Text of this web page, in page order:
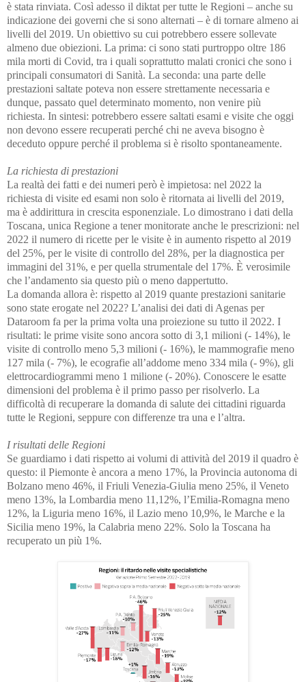
è stata rinviata. Così adesso il diktat per tutte le Regioni – anche su
indicazione dei governi che si sono alternati – è di tornare almeno ai
livelli del 2019. Un obiettivo su cui potrebbero essere sollevate
almeno due obiezioni. La prima: ci sono stati purtroppo oltre 186
mila morti di Covid, tra i quali soprattutto malati cronici che sono i
principali consumatori di Sanità. La seconda: una parte delle
prestazioni saltate poteva non essere strettamente necessaria e
dunque, passato quel determinato momento, non venire più
richiesta. In sintesi: potrebbero essere saltati esami e visite che oggi
non devono essere recuperati perché chi ne aveva bisogno è
deceduto oppure perché il problema si è risolto spontaneamente.
La richiesta di prestazioni
La realtà dei fatti e dei numeri però è impietosa: nel 2022 la
richiesta di visite ed esami non solo è ritornata ai livelli del 2019,
ma è addirittura in crescita esponenziale. Lo dimostrano i dati della
Toscana, unica Regione a tener monitorate anche le prescrizioni: nel
2022 il numero di ricette per le visite è in aumento rispetto al 2019
del 25%, per le visite di controllo del 28%, per la diagnostica per
immagini del 31%, e per quella strumentale del 17%. È verosimile
che l’andamento sia questo più o meno dappertutto.
La domanda allora è: rispetto al 2019 quante prestazioni sanitarie
sono state erogate nel 2022? L’analisi dei dati di Agenas per
Dataroom fa per la prima volta una proiezione su tutto il 2022. I
risultati: le prime visite sono ancora sotto di 3,1 milioni (- 14%), le
visite di controllo meno 5,3 milioni (- 16%), le mammografie meno
127 mila (- 7%), le ecografie all’addome meno 334 mila (- 9%), gli
elettrocardiogrammi meno 1 milione (- 20%). Conoscere le esatte
dimensioni del problema è il primo passo per risolverlo. La
difficoltà di recuperare la domanda di salute dei cittadini riguarda
tutte le Regioni, seppure con differenze tra una e l’altra.
I risultati delle Regioni
Se guardiamo i dati rispetto ai volumi di attività del 2019 il quadro è
questo: il Piemonte è ancora a meno 17%, la Provincia autonoma di
Bolzano meno 46%, il Friuli Venezia-Giulia meno 25%, il Veneto
meno 13%, la Lombardia meno 11,12%, l’Emilia-Romagna meno
12%, la Liguria meno 16%, il Lazio meno 10,9%, le Marche e la
Sicilia meno 19%, la Calabria meno 22%. Solo la Toscana ha
recuperato un più 1%.